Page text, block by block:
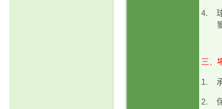
4.
三、
1.
2.